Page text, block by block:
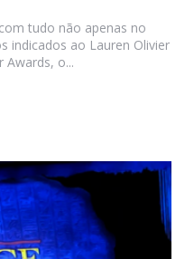
tudo não apenas no
indicados ao Lauren Olivier
Awards, o...